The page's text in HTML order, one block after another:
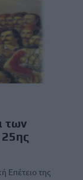
των
Επέτειο της